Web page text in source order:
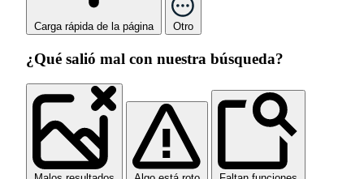
Carga rápida de la página Otro
¿Qué salió mal con nuestra búsqueda?